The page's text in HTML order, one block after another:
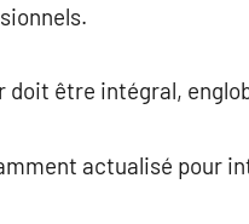
doit être intégral,
actualisé pour